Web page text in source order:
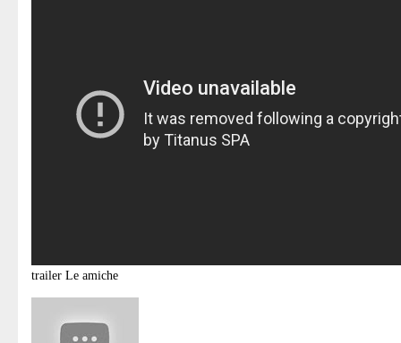
trailer Le amiche